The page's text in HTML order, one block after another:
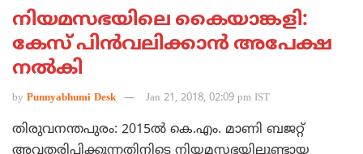
നിയമസഭയിലെ കൈയാങ്കളി:
കേസ് പിന്‍വലിക്കാന്‍ അപേക്ഷ
നല്‍കി
by Punnyabhumi Desk Jan 21, 2018, 02:09 pm IST
തിരുവനന്തപുരം: 2015ല്‍ കെ.എം. മാണി ബജറ്റ്
അവതരിപ്പിക്കുന്നതിനിടെ നിയമസഭയിലുണ്ടായ